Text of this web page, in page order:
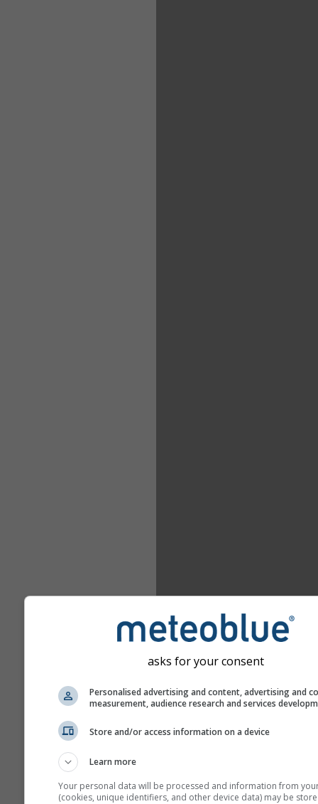
asks for your consent
Personalised advertising and content, advertising and
measurement, audience research and services
Store and/or access information on a device
Learn more
Your personal data will be processed and information from
(cookies, unique identifiers, and other device data) may be